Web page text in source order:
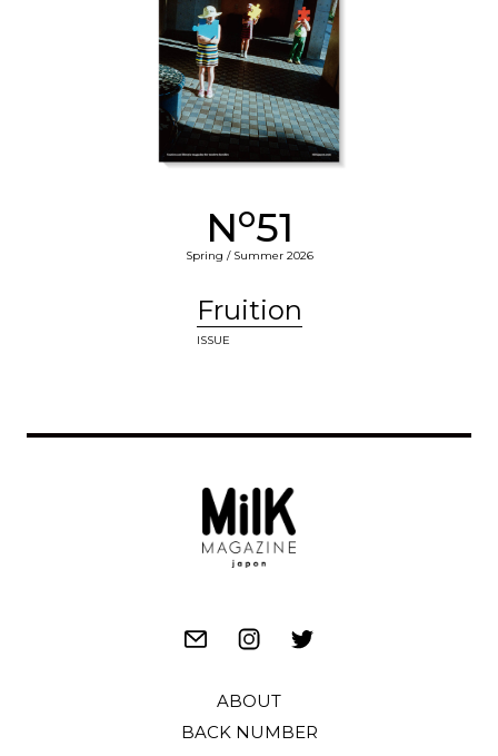
No51
Spring / Summer 2026
Fruition
ISSUE
ABOUT
BACK NUMBER